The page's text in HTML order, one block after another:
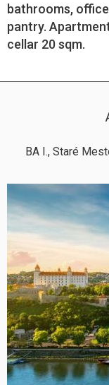
bathrooms,
pantry.
cellar 20 sqm.
BA I., Staré